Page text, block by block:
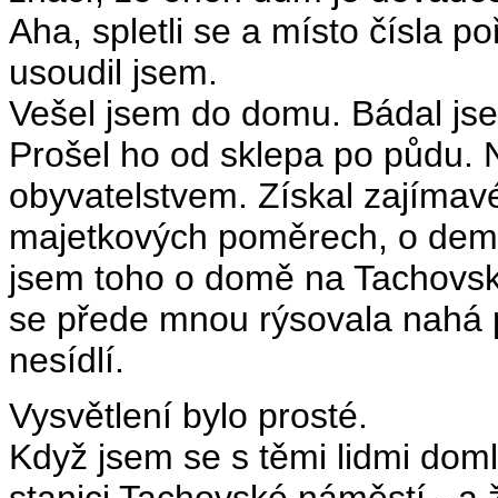
Aha, spletli se a místo čísla
usoudil jsem.
Vešel jsem do domu. Bádal
Prošel ho od sklepa po půdu.
obyvatelstvem. Získal
majetkových poměrech, o
jsem toho o domě na
se přede mnou rýsovala
nesídlí.
Vysvětlení bylo prosté.
Když jsem se s těmi lidmi